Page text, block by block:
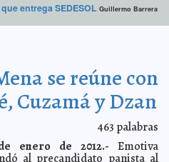
entrega SEDESOL Guillermo Barrera
rompe paradigma social: la
llega y lo primero que hace es
propondrá que "70 y más" sea "60 y
de campaña de Enrique Peña
se reúne con
Cuzamá y Dzan
463 palabras
enero de 2012.- Emotiva
al precandidato panista al